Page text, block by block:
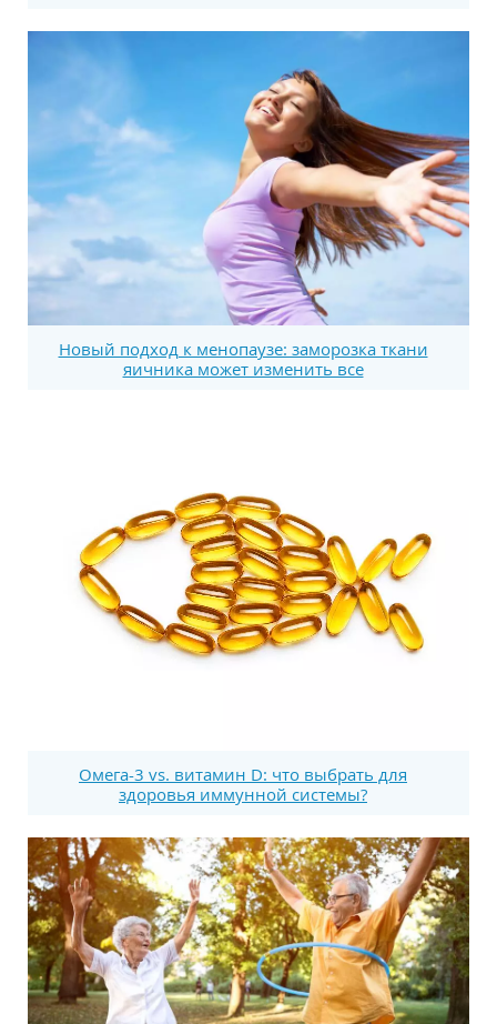
Новый подход к менопаузе: заморозка ткани
яичника может изменить все
Омега-3 vs. витамин D: что выбрать для
здоровья иммунной системы?